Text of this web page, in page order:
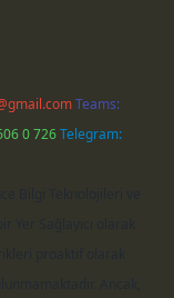
Teams:
0 726Telegram: